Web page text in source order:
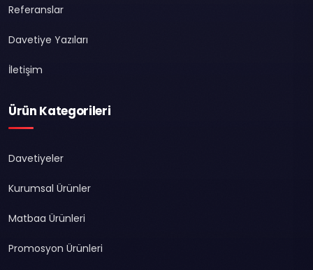
Referanslar
Davetiye Yazıları
İletişim
Ürün Kategorileri
Davetiyeler
Kurumsal Ürünler
Matbaa Ürünleri
Promosyon Ürünleri